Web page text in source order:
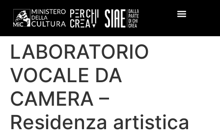
LABORATORIO
VOCALE DA
CAMERA –
Residenza artistica